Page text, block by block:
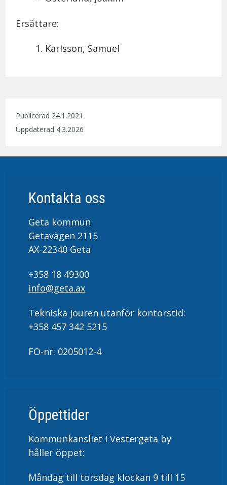
Ersättare:
Karlsson, Samuel
Publicerad 24.1.2021
Uppdaterad 4.3.2026
Kontakta oss
Geta kommun
Getavägen 2115
AX-22340 Geta
+358 18 49300
info@geta.ax
Tekniska jouren utanför kontorstid:
+358 457 342 5215
FO-nr: 0205012-4
Öppettider
Kommunkansliet i Vestergeta by
håller öppet:
Måndag till torsdag klockan 9 till 15